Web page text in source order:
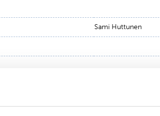
Sami Huttunen